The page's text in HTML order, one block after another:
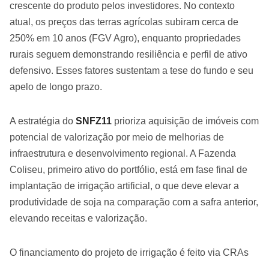
crescente do produto pelos investidores. No contexto
atual, os preços das terras agrícolas subiram cerca de
250% em 10 anos (FGV Agro), enquanto propriedades
rurais seguem demonstrando resiliência e perfil de ativo
defensivo. Esses fatores sustentam a tese do fundo e seu
apelo de longo prazo.
A estratégia do SNFZ11 prioriza aquisição de imóveis com
potencial de valorização por meio de melhorias de
infraestrutura e desenvolvimento regional. A Fazenda
Coliseu, primeiro ativo do portfólio, está em fase final de
implantação de irrigação artificial, o que deve elevar a
produtividade de soja na comparação com a safra anterior,
elevando receitas e valorização.
O financiamento do projeto de irrigação é feito via CRAs